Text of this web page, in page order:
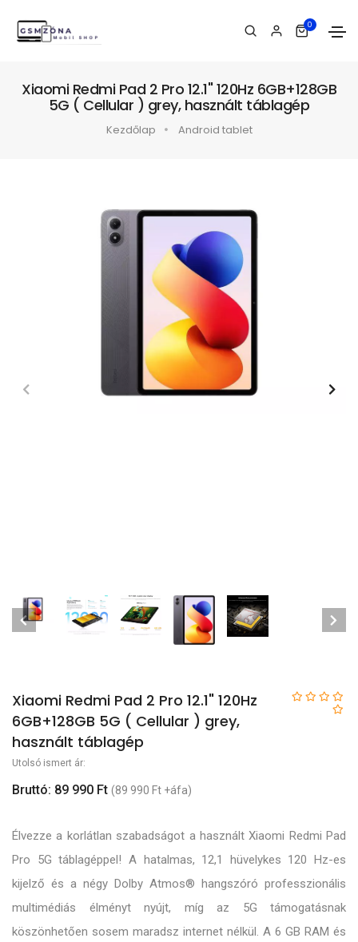
0
Xiaomi Redmi Pad 2 Pro 12.1" 120Hz 6GB+128GB
5G ( Cellular ) grey, használt táblagép
Kezdőlap Android tablet
Xiaomi Redmi Pad 2 Pro 12.1" 120Hz
6GB+128GB 5G ( Cellular ) grey,
használt táblagép
Utolsó ismert ár:
Bruttó: 89 990 Ft (89 990 Ft +áfa)
Élvezze a korlátlan szabadságot a használt Xiaomi Redmi Pad
Pro 5G táblagéppel! A hatalmas, 12,1 hüvelykes 120 Hz-es
kijelző és a négy Dolby Atmos® hangszóró professzionális
multimédiás élményt nyújt, míg az 5G támogatásnak
köszönhetően sosem maradsz internet nélkül. A 6 GB RAM és